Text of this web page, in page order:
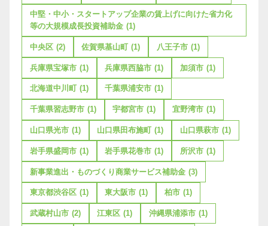
中堅・中小・スタートアップ企業の賃上げに向けた省力化
等の大規模成長投資補助金 (1)
中央区 (2) 佐賀県基山町 (1) 八王子市 (1)
兵庫県宝塚市 (1) 兵庫県西脇市 (1) 加須市 (1)
北海道中川町 (1) 千葉県浦安市 (1)
千葉県習志野市 (1) 宇都宮市 (1) 宜野湾市 (1)
山口県光市 (1) 山口県田布施町 (1) 山口県萩市 (1)
岩手県盛岡市 (1) 岩手県花巻市 (1) 所沢市 (1)
新事業進出・ものづくり商業サービス補助金 (3)
東京都渋谷区 (1) 東大阪市 (1) 柏市 (1)
武蔵村山市 (2) 江東区 (1) 沖縄県浦添市 (1)